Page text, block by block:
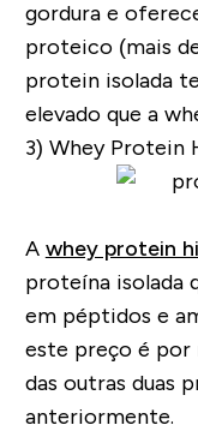
gordura e
proteico (mais
protein isolada
elevado que a
3) Whey Protein
A whey protein
proteína isolada
em péptidos e
este preço é por
das outras duas
anteriormente.